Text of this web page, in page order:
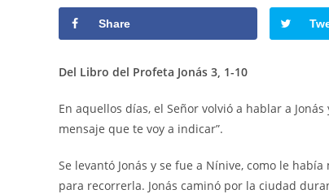
entrada:Share
Del Libro del Profeta Jonás 3, 1-10
En aquellos días, el Señor volvió a hablar a
mensaje que te voy a indicar”.
Se levantó Jonás y se fue a Nínive, como le
para recorrerla. Jonás caminó por la ciudad